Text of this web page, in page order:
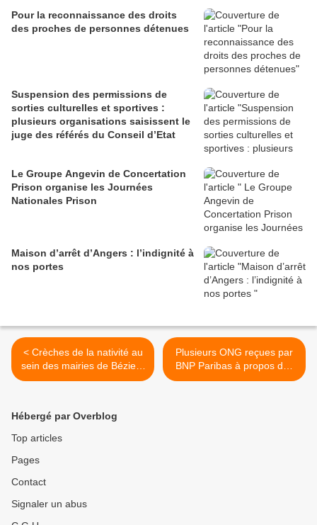
Pour la reconnaissance des droits
des proches de personnes détenues
Suspension des permissions de
sorties culturelles et sportives :
plusieurs organisations saisissent le
juge des référés du Conseil d’Etat
Le Groupe Angevin de Concertation
Prison organise les Journées
Nationales Prison
Maison d’arrêt d’Angers : l’indignité à
nos portes
< Crèches de la nativité au
sein des mairies de Béziers
et Perpignan, contraires au
Plusieurs ONG reçues par
BNP Paribas à propos des
violations du droit
Hébergé par Overblog
Top articles
Pages
Contact
Signaler un abus